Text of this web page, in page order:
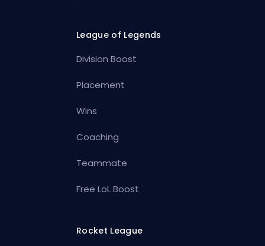
League of Legends
Division Boost
Placement
Wins
Coaching
Teammate
Free LoL Boost
Rocket League